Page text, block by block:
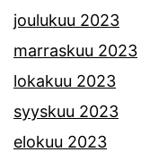
joulukuu 2023
marraskuu 2023
lokakuu 2023
syyskuu 2023
elokuu 2023